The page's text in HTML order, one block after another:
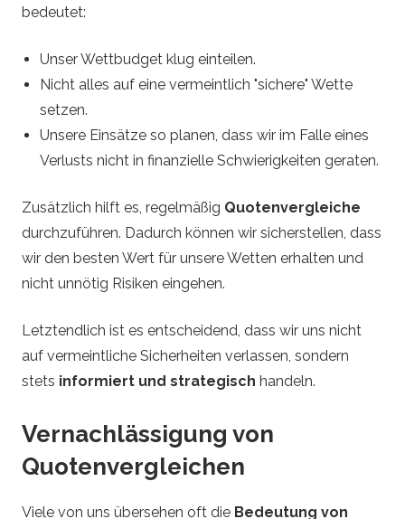
bedeutet:
Unser Wettbudget klug einteilen.
Nicht alles auf eine vermeintlich "sichere" Wette
setzen.
Unsere Einsätze so planen, dass wir im Falle eines
Verlusts nicht in finanzielle Schwierigkeiten geraten.
Zusätzlich hilft es, regelmäßig Quotenvergleiche
durchzuführen. Dadurch können wir sicherstellen, dass
wir den besten Wert für unsere Wetten erhalten und
nicht unnötig Risiken eingehen.
Letztendlich ist es entscheidend, dass wir uns nicht
auf vermeintliche Sicherheiten verlassen, sondern
stets informiert und strategisch handeln.
Vernachlässigung von
Quotenvergleichen
Viele von uns übersehen oft die Bedeutung von